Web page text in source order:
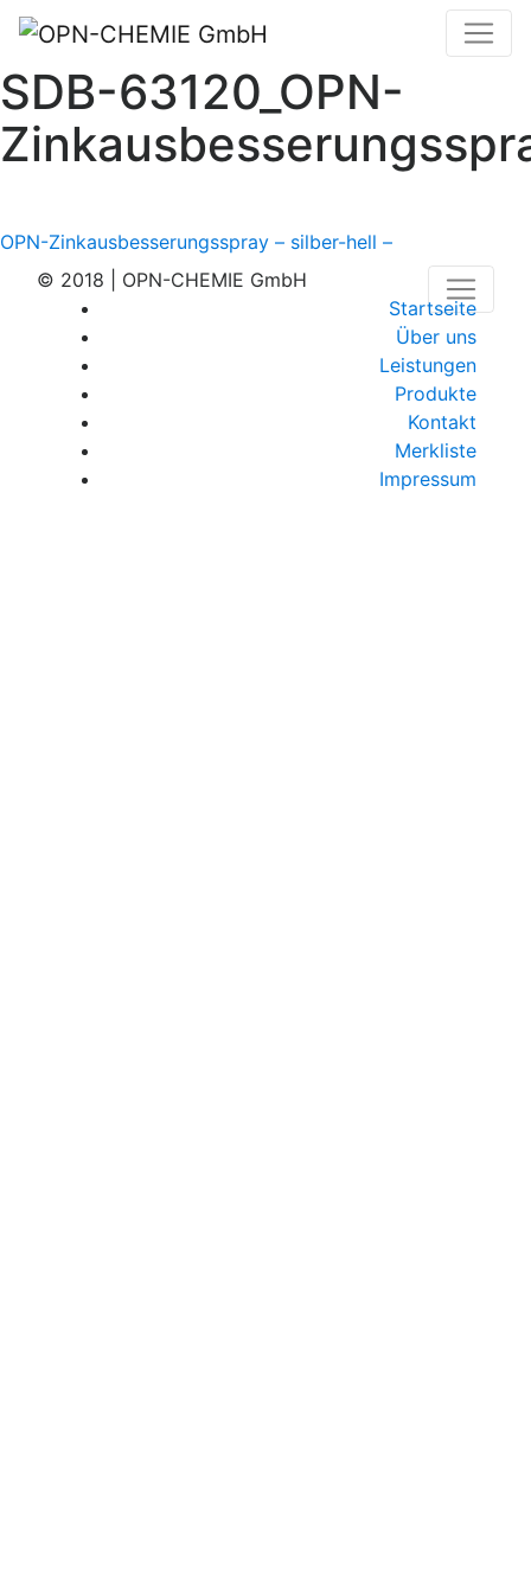
SDB-63120_OPN-
Beitragsnavigation
OPN-Zinkausbesserungsspray – silber-hell –
© 2018 | OPN-CHEMIE GmbH
Startseite
Über uns
Leistungen
Produkte
Kontakt
Merkliste
Impressum